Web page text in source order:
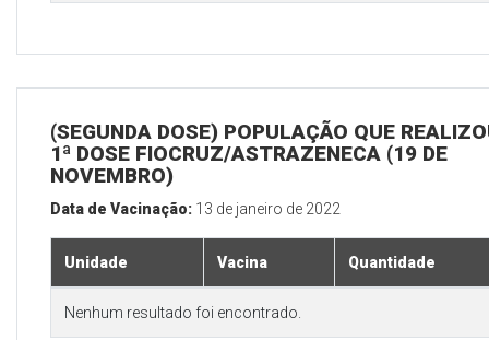
(SEGUNDA DOSE) POPULAÇÃO QUE
1ª DOSE FIOCRUZ/ASTRAZENECA (19 DE
NOVEMBRO)
Data de Vacinação: 13 de janeiro de 2022
Unidade Vacina Quantidade
Nenhum resultado foi encontrado.